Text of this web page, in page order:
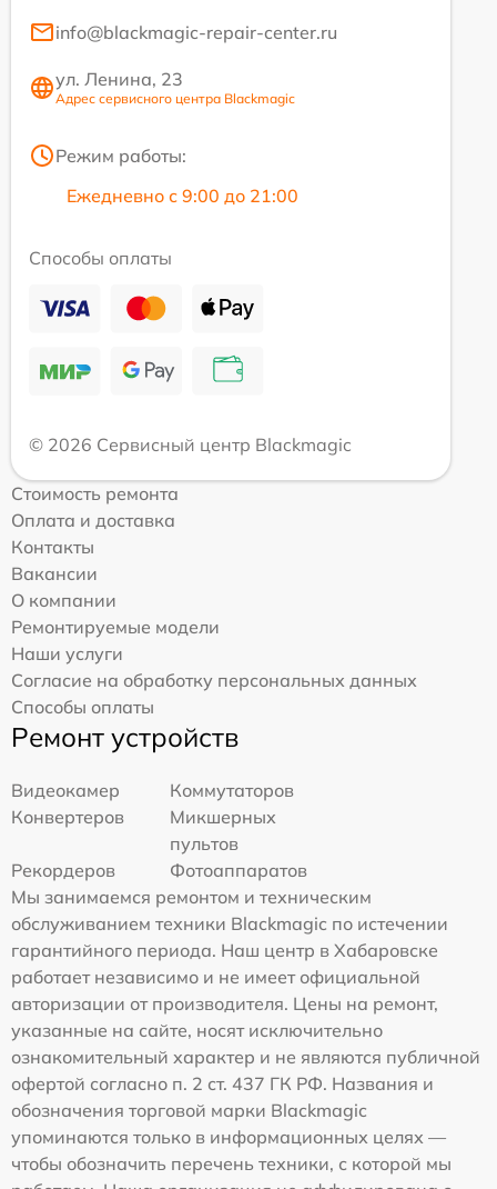
info@blackmagic-repair-center.ru
ул. Ленина, 23
Адрес сервисного центра Blackmagic
Режим работы:
Ежедневно с 9:00 до 21:00
Способы оплаты
© 2026 Сервисный центр Blackmagic
Стоимость ремонта
Оплата и доставка
Контакты
Вакансии
О компании
Ремонтируемые модели
Наши услуги
Согласие на обработку персональных данных
Способы оплаты
Ремонт устройств
Видеокамер
Коммутаторов
Конвертеров
Микшерных
пультов
Рекордеров
Фотоаппаратов
Мы занимаемся ремонтом и техническим
обслуживанием техники Blackmagic по истечении
гарантийного периода. Наш центр в Хабаровске
работает независимо и не имеет официальной
авторизации от производителя. Цены на ремонт,
указанные на сайте, носят исключительно
ознакомительный характер и не являются публичной
офертой согласно п. 2 ст. 437 ГК РФ. Названия и
обозначения торговой марки Blackmagic
упоминаются только в информационных целях —
чтобы обозначить перечень техники, с которой мы